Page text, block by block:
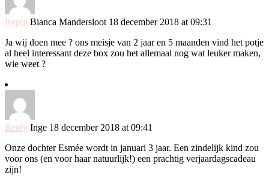
Reply Bianca Mandersloot 18 december 2018 at 09:31
Ja wij doen mee ? ons meisje van 2 jaar en 5 maanden vind het potje
al heel interessant deze box zou het allemaal nog wat leuker maken,
wie weet ?
Reply Inge 18 december 2018 at 09:41
Onze dochter Esmée wordt in januari 3 jaar. Een zindelijk kind zou
voor ons (en voor haar natuurlijk!) een prachtig verjaardagscadeau
zijn!